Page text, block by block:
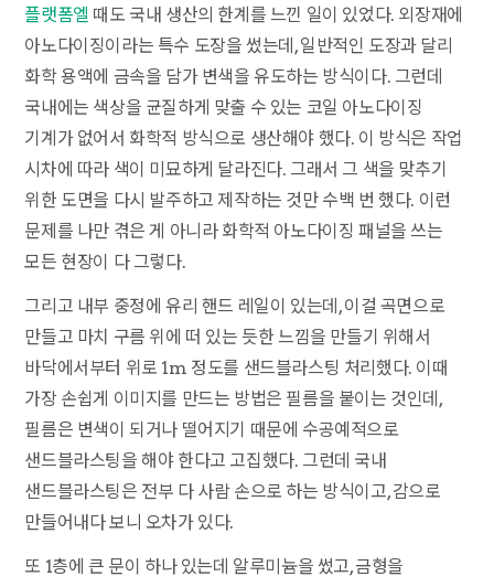
플랫폼엘 때도 국내 생산의 한계를 느낀 일이 있었다. 외장재에
아노다이징이라는 특수 도장을 썼는데, 일반적인 도장과 달리
화학 용액에 금속을 담가 변색을 유도하는 방식이다. 그런데
국내에는 색상을 균질하게 맞출 수 있는 코일 아노다이징
기계가 없어서 화학적 방식으로 생산해야 했다. 이 방식은 작업
시차에 따라 색이 미묘하게 달라진다. 그래서 그 색을 맞추기
위한 도면을 다시 발주하고 제작하는 것만 수백 번 했다. 이런
문제를 나만 겪은 게 아니라 화학적 아노다이징 패널을 쓰는
모든 현장이 다 그렇다.
그리고 내부 중정에 유리 핸드 레일이 있는데, 이걸 곡면으로
만들고 마치 구름 위에 떠 있는 듯한 느낌을 만들기 위해서
바닥에서부터 위로 1m 정도를 샌드블라스팅 처리했다. 이때
가장 손쉽게 이미지를 만드는 방법은 필름을 붙이는 것인데,
필름은 변색이 되거나 떨어지기 때문에 수공예적으로
샌드블라스팅을 해야 한다고 고집했다. 그런데 국내
샌드블라스팅은 전부 다 사람 손으로 하는 방식이고, 감으로
만들어내다 보니 오차가 있다.
또 1층에 큰 문이 하나 있는데 알루미늄을 썼고, 금형을